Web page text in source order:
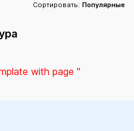
Сортировать: Популярные
with page ''